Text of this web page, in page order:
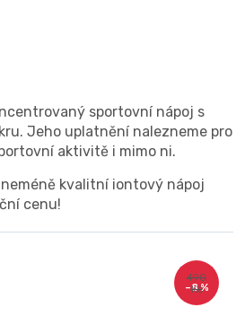
sportovní nápoj s
Jeho uplatnění nalezneme pro
aktivitě i mimo ni.
kvalitní iontový nápoj
cenu!
490
Kč
–8 %